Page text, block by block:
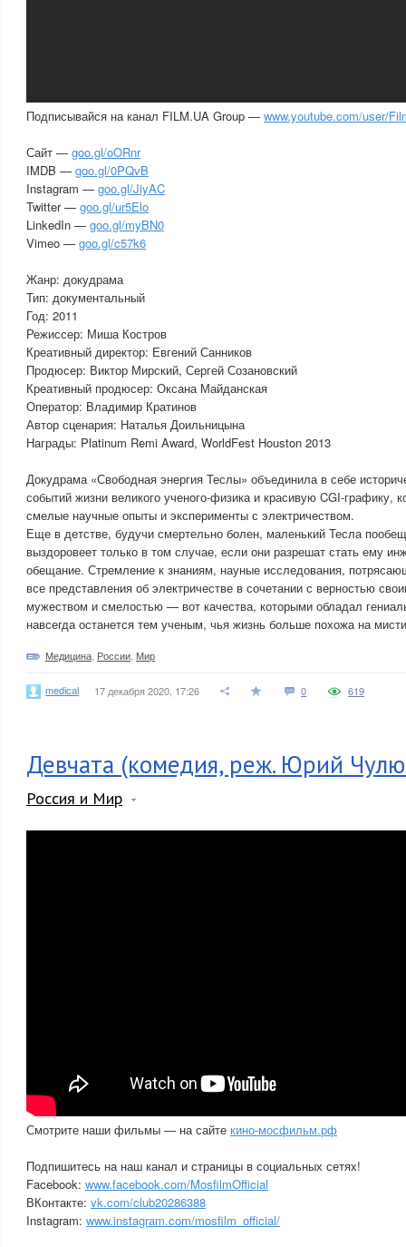
Подписывайся на канал FILM.UA Group — www.youtube.com/user/
Сайт — goo.gl/oORnr
IMDB — goo.gl/0PQvB
Instagram — goo.gl/JiyAC
Twitter — goo.gl/ur5Elo
LinkedIn — goo.gl/myBN0
Vimeo — goo.gl/c57k6
Жанр: докудрама
Тип: документальный
Год: 2011
Режиссер: Миша Костров
Креативный директор: Евгений Санников
Продюсер: Виктор Мирский, Сергей Созановский
Креативный продюсер: Оксана Майданская
Оператор: Владимир Кратинов
Автор сценария: Наталья Доильницына
Награды: Platinum Remi Award, WorldFest Houston 2013
Докудрама «Свободная энергия Теслы» объединила в себе
событий жизни великого ученого-физика и красивую CGI-графику,
смелые научные опыты и эксперименты с электричеством.
Еще в детстве, будучи смертельно болен, маленький Тесла
выздоровеет только в том случае, если они разрешат стать ему
обещание. Стремление к знаниям, науные исследования,
все представления об электричестве в сочетании с верностью
мужеством и смелостью — вот качества, которыми обладал
навсегда останется тем ученым, чья жизнь больше похожа на
Медицина России Мир
medical 17 декабря 2020, 17:26 0 619
Девчата (комедия, реж. Юрий
Россия и Мир
Смотрите наши фильмы — на сайте кино-мосфильм.рф
Подпишитесь на наш канал и страницы в социальных сетях!
Facebook: www.facebook.com/MosfilmOfficial
ВКонтакте: vk.com/club20286388
Instagram: www.instagram.com/mosfilm_official/